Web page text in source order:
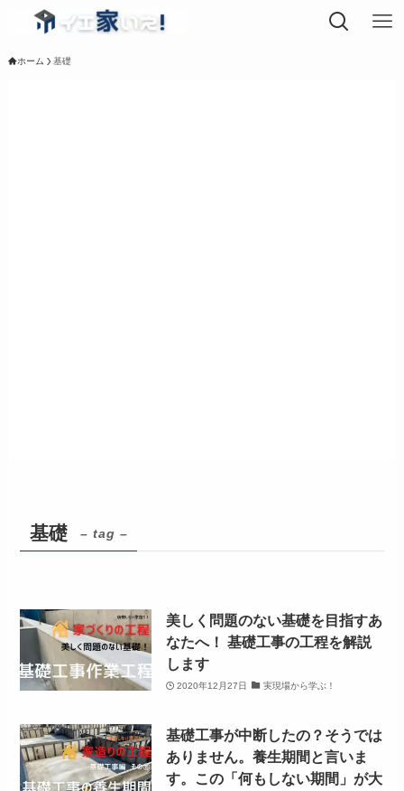
ホーム 基礎
基礎 – tag –
美しく問題のない基礎を目指すあ
なたへ！ 基礎工事の工程を解説
します
2020年12月27日 実現場から学ぶ！
基礎工事が中断したの？そうでは
ありません。養生期間と言いま
す。この「何もしない期間」が大